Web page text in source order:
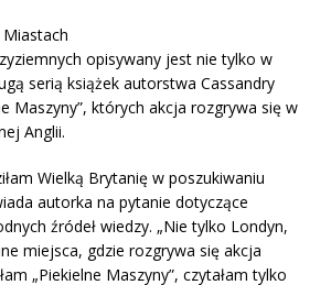
opisywany jest nie tylko w
serią książek autorstwa Cassandry
Maszyny”, których akcja rozgrywa się w
Anglii.
Wielką Brytanię w poszukiwaniu
autorka na pytanie dotyczące
źródeł wiedzy. „Nie tylko Londyn,
miejsca, gdzie rozgrywa się akcja
„Piekielne Maszyny”, czytałam tylko